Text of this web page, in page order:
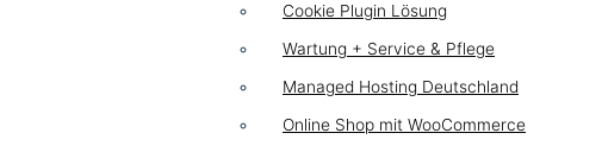
Cookie Plugin Lösung
Wartung + Service & Pflege
Managed Hosting Deutschland
Online Shop mit WooCommerce